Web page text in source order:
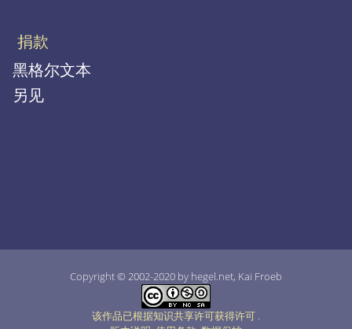
捐款
黑格尔文本
另见
Copyright © 2002-2020 by hegel.net, Kai Froeb
该作品已根据知识共享许可获得许可 .